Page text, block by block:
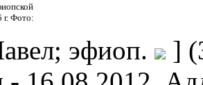
г. Фото:
эфиоп.
]